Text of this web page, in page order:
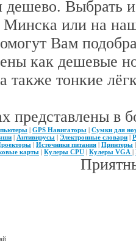
дешево.
Минска или на
Вам
как дешевые
также тонкие
представлены в
| GPS Навигаторы | Сумки для
| Антивирусы | Электронные словари |
| Источники питания | Принтеры
карты | Кулеры CPU | Кулеры VGA |